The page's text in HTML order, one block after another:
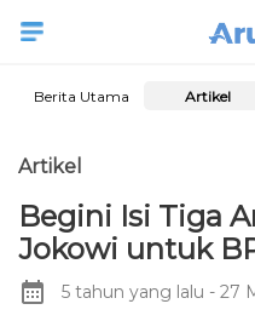
Berita Utama Artikel
Artikel
Begini Isi Tiga
Jokowi untuk
5 tahun yang lalu - 27